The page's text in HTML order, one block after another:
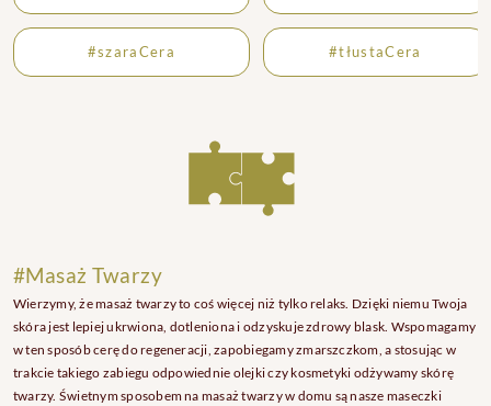
#szaraCera #tłustaCera
#Masaż Twarzy
Wierzymy, że masaż twarzy to coś więcej niż tylko relaks. Dzięki niemu Twoja
skóra jest lepiej ukrwiona, dotleniona i odzyskuje zdrowy blask. Wspomagamy
w ten sposób cerę do regeneracji, zapobiegamy zmarszczkom, a stosując w
trakcie takiego zabiegu odpowiednie olejki czy kosmetyki odżywamy skórę
twarzy. Świetnym sposobem na masaż twarzy w domu są nasze maseczki